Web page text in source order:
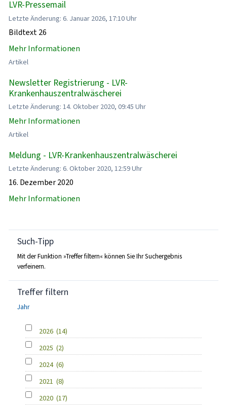
LVR-Pressemail
Letzte Änderung: 6. Januar 2026, 17:10 Uhr
Bildtext 26
Mehr Informationen
Artikel
Newsletter Registrierung - LVR-
Krankenhauszentralwäscherei
Letzte Änderung: 14. Oktober 2020, 09:45 Uhr
Mehr Informationen
Artikel
Meldung - LVR-Krankenhauszentralwäscherei
Letzte Änderung: 6. Oktober 2020, 12:59 Uhr
16. Dezember 2020
Mehr Informationen
Such-Tipp
Mit der Funktion »Treffer filtern« können Sie Ihr Suchergebnis
verfeinern.
Treffer filtern
Jahr
2026 (14)
2025 (2)
2024 (6)
2021 (8)
2020 (17)